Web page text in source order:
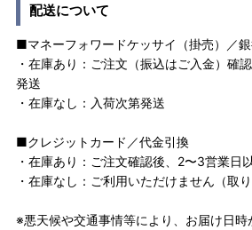
配送について
■マネーフォワードケッサイ（掛売）／銀
・在庫あり：ご注文（振込はご入金）確
発送
・在庫なし：入荷次第発送
■クレジットカード／代金引換
・在庫あり：ご注文確認後、2〜3営業日
・在庫なし：ご利用いただけません（取り
※悪天候や交通事情等により、お届け日